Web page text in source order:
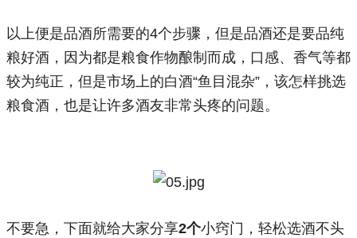
以上便是品酒所需要的4个步骤，但是品酒还是要品纯
粮好酒，因为都是粮食作物酿制而成，口感、香气等都
较为纯正，但是市场上的白酒“鱼目混杂”，该怎样挑选
粮食酒，也是让许多酒友非常头疼的问题。
不要急，下面就给大家分享2个小窍门，轻松选酒不头